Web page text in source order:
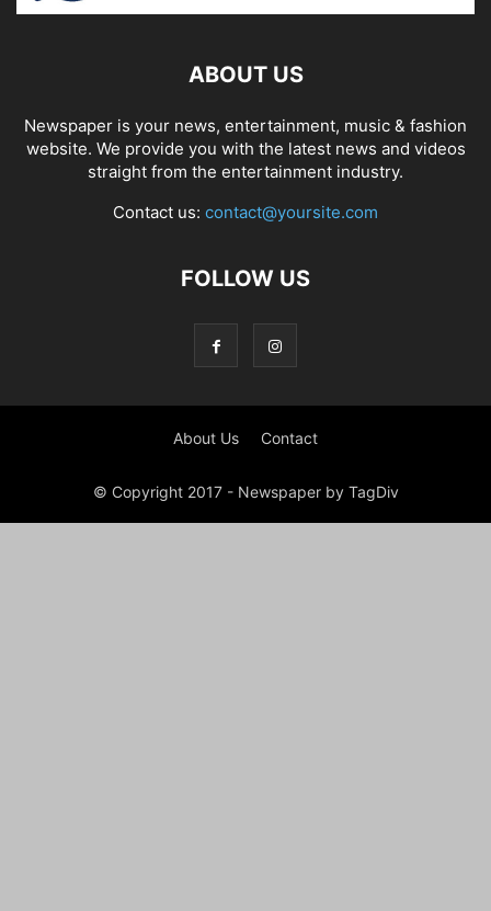
ABOUT US
Newspaper is your news, entertainment, music & fashion
website. We provide you with the latest news and videos
straight from the entertainment industry.
Contact us: contact@yoursite.com
FOLLOW US
About Us Contact
© Copyright 2017 - Newspaper by TagDiv